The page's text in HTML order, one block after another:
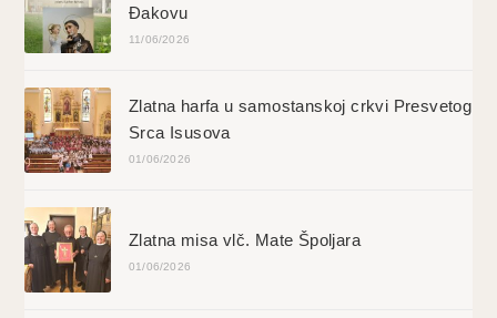
Đakovu
11/06/2026
Zlatna harfa u samostanskoj crkvi Presvetog
Srca Isusova
01/06/2026
Zlatna misa vlč. Mate Špoljara
01/06/2026